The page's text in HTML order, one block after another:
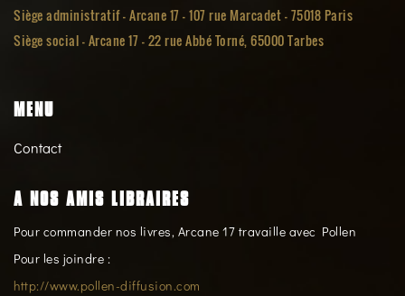
Siège administratif - Arcane 17 - 107 rue Marcadet - 75018 Paris
Siège social -Arcane 17 - 22 rue Abbé Torné, 65000 Tarbes
MENU
Contact
A NOS AMIS LIBRAIRES
Pour commander nos livres, Arcane 17 travaille avec Pollen
Pour les joindre :
http://www.pollen-diffusion.com